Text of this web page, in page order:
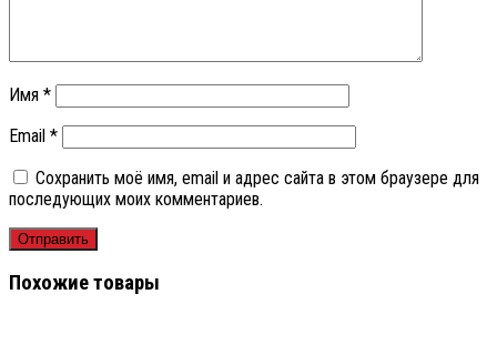
Имя *
Email *
Сохранить моё имя, email и адрес сайта в этом браузере для
последующих моих комментариев.
Похожие товары